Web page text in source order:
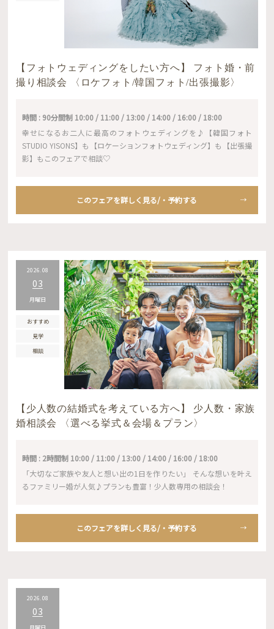
【フォトウェディングをしたい方へ】 フォト婚・前
撮り相談会 〈ロケフォト/韓国フォト/出張撮影〉
時間 : 90分間制 10:00 / 11:00 / 13:00 / 14:00 / 16:00 / 18:00
幸せになるお二人に最高のフォトウェディングを♪【韓国フォト
STUDIO YISONS】も【ロケーションフォトウェディング】も【出張撮
影】もこのフェアで相談♡
このフェアを詳しく見る/・予約する
2026.08
03
月曜日
おすすめ
見学
相談
【少人数の結婚式を考えている方へ】 少人数・家族
婚相談会 〈選べる挙式＆会場＆プラン〉
時間 : 2時間制 10:00 / 11:00 / 13:00 / 14:00 / 16:00 / 18:00
「大切なご家族や友人と想い出の1日を作りたい」 そんな想いを叶え
るファミリー婚が人気♪プランも豊富！少人数専用の相談会！
このフェアを詳しく見る/・予約する
2026.08
03
月曜日